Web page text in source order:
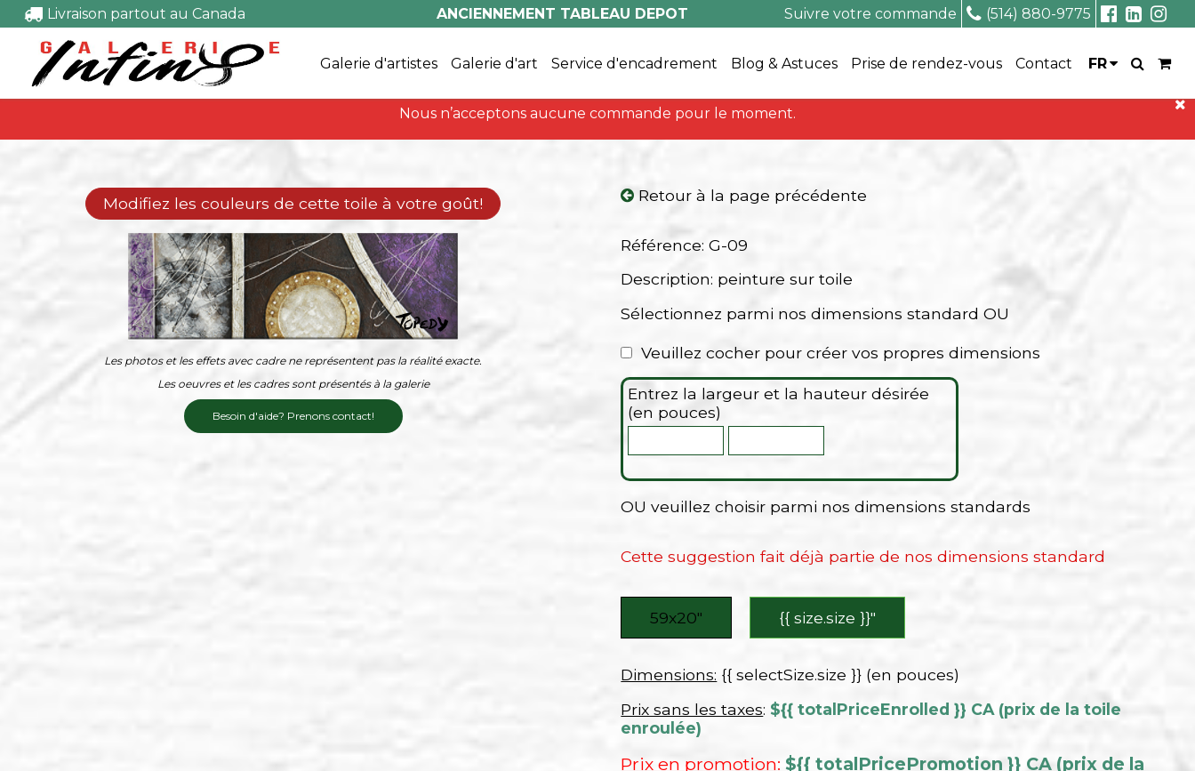
Livraison partout au Canada ANCIENNEMENT TABLEAU DEPOT Suivre votre commande (514) 880-9775
Galerie d'artistes Galerie d'art Service d'encadrement Blog & Astuces Prise de rendez-vous Contact FR
Nous n’acceptons aucune commande pour le moment.
Modifiez les couleurs de cette toile à votre goût!
Les photos et les effets avec cadre ne représentent pas la réalité exacte.
Les oeuvres et les cadres sont présentés à la galerie
Besoin d'aide? Prenons contact!
Retour à la page précédente
Référence: G-09
Description: peinture sur toile
Sélectionnez parmi nos dimensions standard OU
Veuillez cocher pour créer vos propres dimensions
Entrez la largeur et la hauteur désirée
(en pouces)
OU veuillez choisir parmi nos dimensions standards
Cette suggestion fait déjà partie de nos dimensions standard
59x20″ {{ size.size }}″
Dimensions: {{ selectSize.size }} (en pouces)
Prix sans les taxes: ${{ totalPriceEnrolled }} CA (prix de la toile
enroulée)
Prix en promotion: ${{ totalPricePromotion }} CA (prix de la